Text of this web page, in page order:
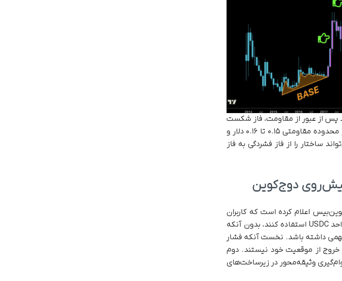
پس از عبور از مقاومت، فاز شکست
می‌تواند به‌ سرعت رخ دهد. با وجود این، تأیید این سناریو مستلزم عبور قیمت از محدوده مقاومتی ۰.۱۵ تا ۰.۱۶ دلار و
ساختار را از فاز فشردگی به فاز
دوج‌کوین
اعلام کرده است که کاربران
اکنون می‌توانند از دوج‌کوین به‌ عنوان وثیقه برای دریافت وام تا سقف ۱۰۰ هزار واحد USDC استفاده کنند، بدون آنکه
داشته باشد. نخست آنکه فشار
خروج از موقعیت خود نیستند. دوم
وام‌گیری وثیقه‌محور در زیرساخت‌های